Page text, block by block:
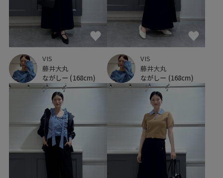
VIS
藤井大丸
ながしー (168cm)
VIS
藤井大丸
ながしー (168cm)